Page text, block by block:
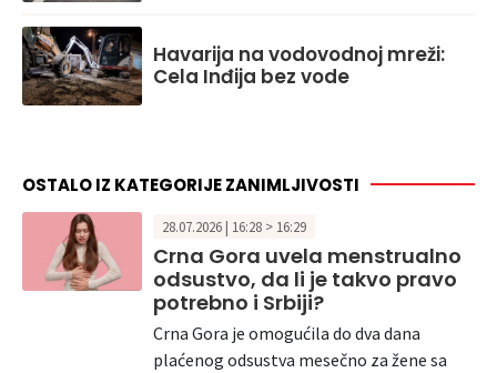
Havarija na vodovodnoj mreži:
Cela Inđija bez vode
OSTALO IZ KATEGORIJE ZANIMLJIVOSTI
28.07.2026 | 16:28 > 16:29
Crna Gora uvela menstrualno
odsustvo, da li je takvo pravo
potrebno i Srbiji?
Crna Gora je omogućila do dva dana
plaćenog odsustva mesečno za žene sa